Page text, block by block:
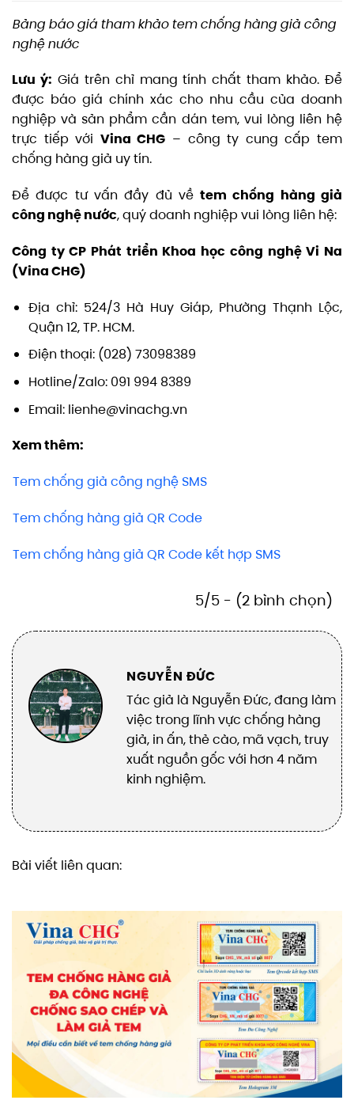
Bảng báo giá tham khảo tem chống hàng giả công
nghệ nước
Lưu ý: Giá trên chỉ mang tính chất tham khảo. Để
được báo giá chính xác cho nhu cầu của doanh
nghiệp và sản phẩm cần dán tem, vui lòng liên hệ
trực tiếp với Vina CHG – công ty cung cấp tem
chống hàng giả uy tín.
Để được tư vấn đầy đủ vềtem chống hàng giả
công nghệ nước, quý doanh nghiệp vui lòng liên hệ:
Công ty CP Phát triển Khoa học công nghệ Vi Na
(Vina CHG)
Địa chỉ: 524/3 Hà Huy Giáp, Phường Thạnh Lộc,
Quận 12, TP. HCM.
Điện thoại: (028) 73098389
Hotline/Zalo: 091 994 8389
Email: lienhe@vinachg.vn
Xem thêm:
Tem chống giả công nghệ SMS
Tem chống hàng giả QR Code
Tem chống hàng giả QR Code kết hợp SMS
5/5 - (2 bình chọn)
NGUYỄN ĐỨC
Tác giả là Nguyễn Đức, đang làm
việc trong lĩnh vực chống hàng
giả, in ấn, thẻ cào, mã vạch, truy
xuất nguồn gốc với hơn 4 năm
kinh nghiệm.
Bài viết liên quan: